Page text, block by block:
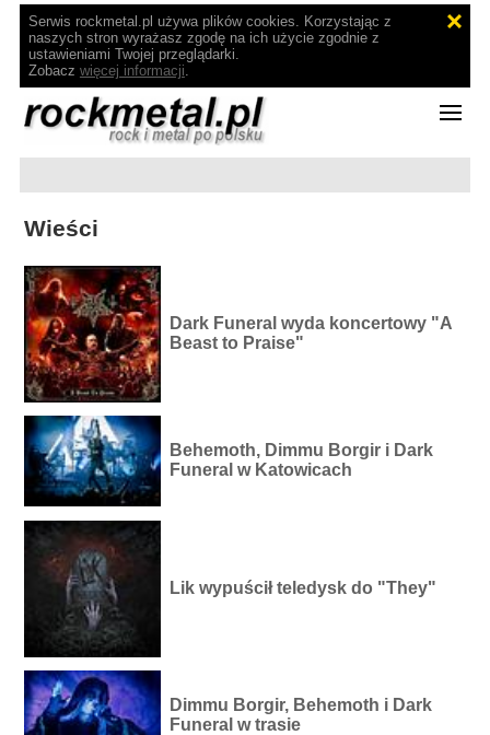
Serwis rockmetal.pl używa plików cookies. Korzystając z
naszych stron wyrażasz zgodę na ich użycie zgodnie z
ustawieniami Twojej przeglądarki.
Zobacz więcej informacji.
Wieści
Dark Funeral wyda koncertowy "A
Beast to Praise"
Behemoth, Dimmu Borgir i Dark
Funeral w Katowicach
Lik wypuścił teledysk do "They"
Dimmu Borgir, Behemoth i Dark
Funeral w trasie